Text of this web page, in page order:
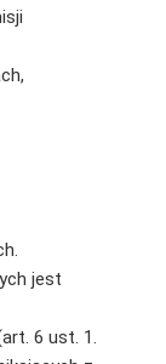
jest
6 ust. 1.